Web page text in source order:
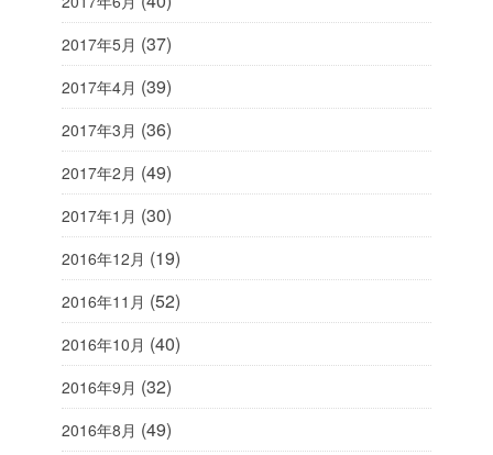
2017年5月 (37)
2017年4月 (39)
2017年3月 (36)
2017年2月 (49)
2017年1月 (30)
2016年12月 (19)
2016年11月 (52)
2016年10月 (40)
2016年9月 (32)
2016年8月 (49)